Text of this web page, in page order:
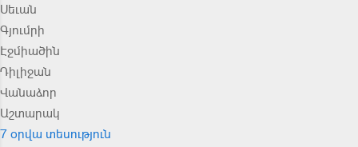
Սեւան
Գյումրի
Էջմիածին
Դիլիջան
Վանաձոր
Աշտարակ
7 օրվա տեսություն